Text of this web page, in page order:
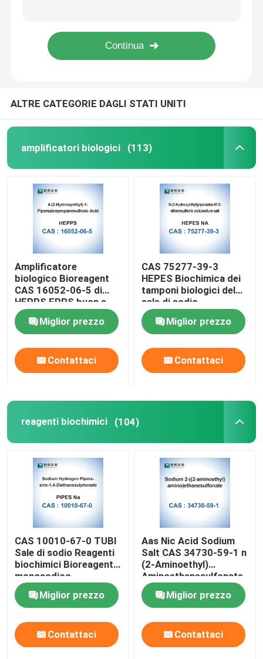
Enzimi biologici dei catalizzatori
Reagenti diagnostici in vitro
Prodotti chimici fini industriali
Materie prime antibiotiche
Materie prime cosmetiche
ALTRE CATEGORIE DAGLI STATI UNITI
amplificatori biologici (113)
Amplificatore
biologico Bioreagent
CAS 16052-06-5 di
HEPPS EPPS buon s
Miglior prezzo
Contattaci
CAS 75277-39-3
HEPES Biochimica dei
tamponi biologici del
sale di sodio
Miglior prezzo
Contattaci
reagenti biochimici (104)
CAS 10010-67-0 TUBI
Sale di sodio Reagenti
biochimici Bioreagente
monosodico
Miglior prezzo
Contattaci
Aas Nic Acid Sodium
Salt CAS 34730-59-1 n
(2-Aminoethyl)
Aminoethanesulfonate
Miglior prezzo
Contattaci